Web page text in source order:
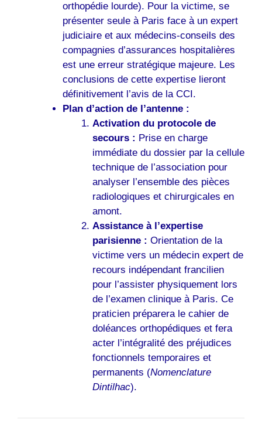
orthopédie lourde). Pour la victime, se
présenter seule à Paris face à un expert
judiciaire et aux médecins-conseils des
compagnies d’assurances hospitalières
est une erreur stratégique majeure. Les
conclusions de cette expertise lieront
définitivement l’avis de la CCI.
Plan d’action de l’antenne :
Activation du protocole de
secours : Prise en charge
immédiate du dossier par la cellule
technique de l’association pour
analyser l’ensemble des pièces
radiologiques et chirurgicales en
amont.
Assistance à l’expertise
parisienne : Orientation de la
victime vers un médecin expert de
recours indépendant francilien
pour l’assister physiquement lors
de l’examen clinique à Paris. Ce
praticien préparera le cahier de
doléances orthopédiques et fera
acter l’intégralité des préjudices
fonctionnels temporaires et
permanents (Nomenclature
Dintilhac).